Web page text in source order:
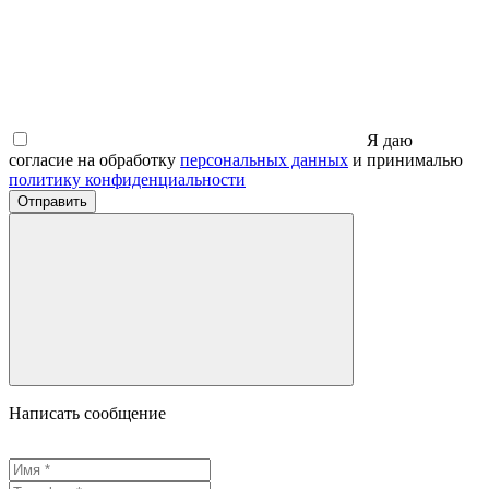
Я даю
согласие на обработку персональных данных и принималью
политику конфиденциальности
Отправить
Написать сообщение